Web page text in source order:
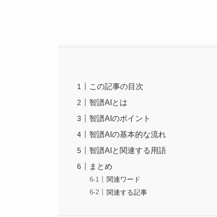
この記事の目次
智譜AIとは
智譜AIのポイント
智譜AIの基本的な流れ
智譜AIと関連する用語
まとめ
関連ワード
関連する記事